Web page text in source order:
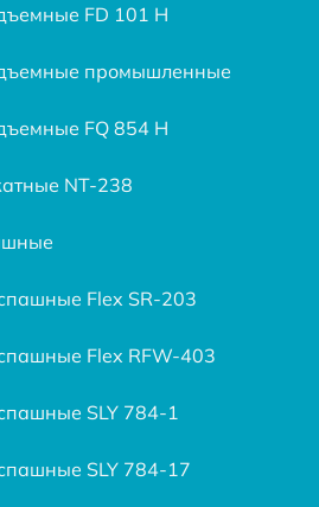
FD 101 H
промышленные
FQ 854 H
NT-238
Flex SR-203
Flex RFW-403
SLY 784-1
SLY 784-17